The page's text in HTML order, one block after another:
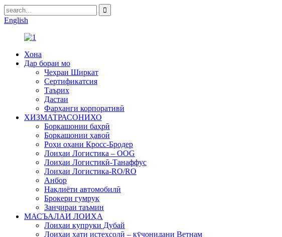
English
Хона
Дар бораи мо
Чеҳраи Ширкат
Сертификатсия
Таърих
Дастаи
Фарҳанги корпоративӣ
ХИЗМАТРАСОНИХО
Боркашонии баҳрӣ
Боркашонии ҳавоӣ
Роҳи оҳани Кросс-Бродер
Лоиҳаи Логистика – OOG
Лоиҳаи Логистикӣ-Танаффус
Лоиҳаи Логистика-RO/RO
Анбор
Нақлиёти автомобилӣ
Брокери гумрук
Занҷираи таъмин
МАСЪАЛАИ ЛОИҲА
Лоиҳаи купруки Дубай
Лоиҳаи хати истеҳсолӣ – кӯчонидани Ветнам